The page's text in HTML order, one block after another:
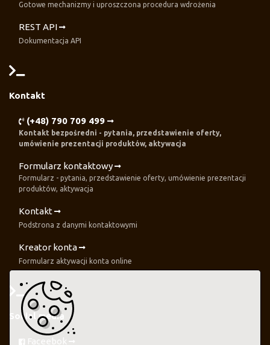
Gotowe mechanizmy i uproszczona procedura wdrożenia
REST API
Dokumentacja API
Kontakt
(+48) 790 709 499
Kontakt bezpośredni - pytania, przedstawienie oferty,
umówienie prezentacji produktów, aktywacja
Formularz kontaktowy
Formularz - pytania, przedstawienie oferty, umówienie prezentacji
produktów, aktywacja
Kontakt
Podstrona z danymi kontaktowymi
Kreator konta
Formularz aktywacji konta online
Social media
Faceebok